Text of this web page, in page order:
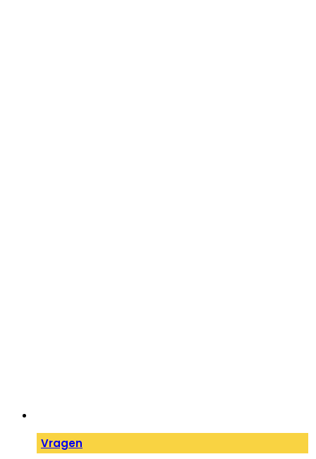
Vragen